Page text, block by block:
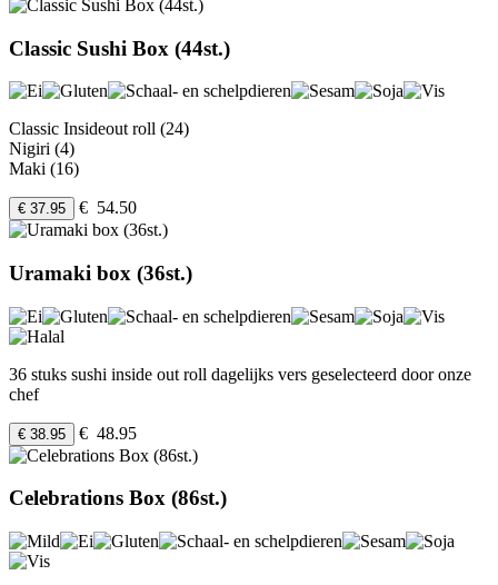
Classic Sushi Box (44st.)
Classic Insideout roll (24)
Nigiri (4)
Maki (16)
€ 37.95 € 54.50
Uramaki box (36st.)
36 stuks sushi inside out roll dagelijks vers geselecteerd door onze
chef
€ 38.95 € 48.95
Celebrations Box (86st.)